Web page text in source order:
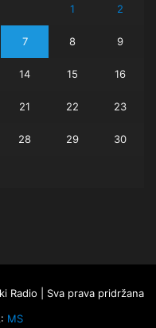
1 2
7 8 9
14 15 16
21 22 23
28 29 30
Radio | Sva prava pridržana
MS